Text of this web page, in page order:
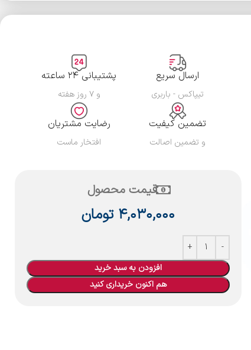
ارسال سریع
تیپاکس - باربری
پشتیبانی ۲۴ ساعته
و ۷ روز هفته
تضمین کیفیت
و تضمین اصالت
رضایت مشتریان
افتخار ماست
قیمت محصول
۴,۰۳۰,۰۰۰ تومان
افزودن به سبد خرید
هم اکنون خریداری کنید